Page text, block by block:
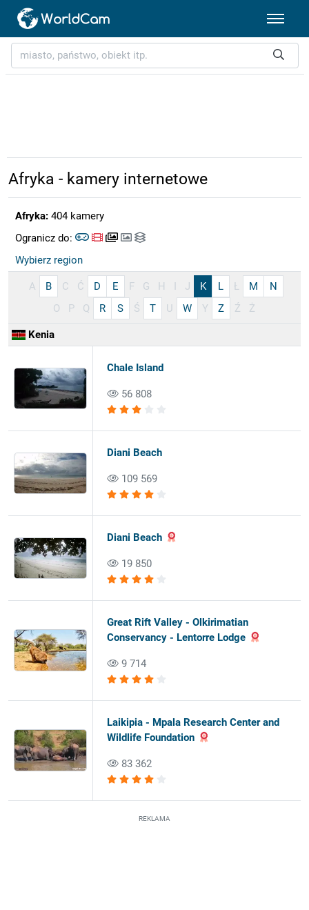
Afryka - kamery internetowe
Afryka:404 kamery
Ogranicz do:
Wybierz region
A B C Ć D E F G H I J K L Ł M
N
O
P Q R S Ś T U W Y Z Ź Ż
Kenia
Chale Island
56 808
Diani Beach
109 569
Diani Beach
19 850
Great Rift Valley - Olkirimatian
Conservancy - Lentorre Lodge
9 714
Laikipia - Mpala Research Center and
Wildlife Foundation
83 362
REKLAMA